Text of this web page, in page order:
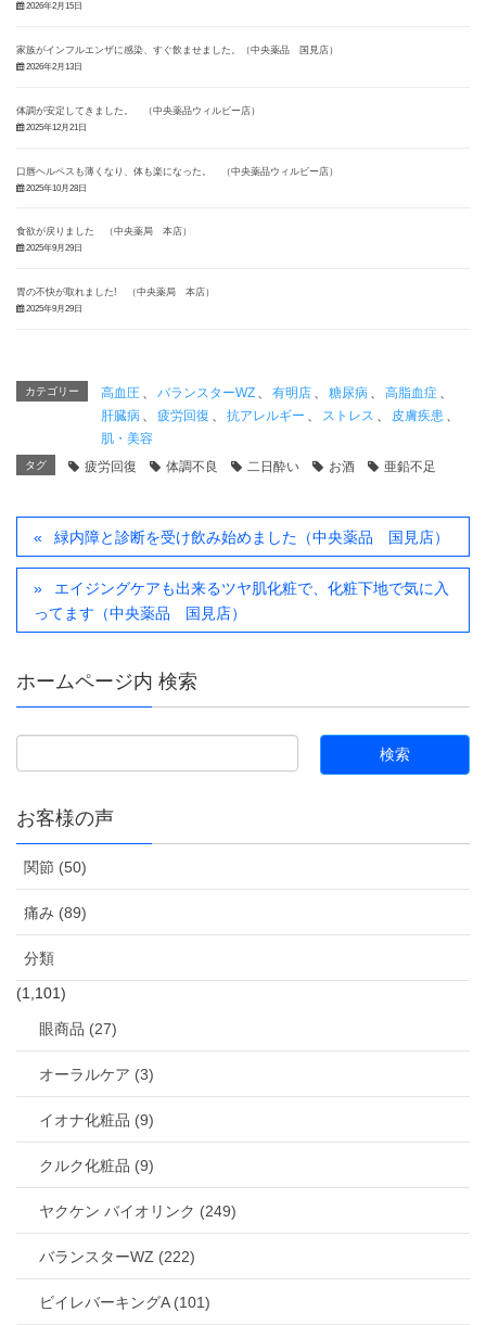
2026年2月15日
家族がインフルエンザに感染、すぐ飲ませました。（中央薬品 国見店）
2026年2月13日
体調が安定してきました。 （中央薬品ウィルビー店）
2025年12月21日
口唇ヘルペスも薄くなり、体も楽になった。 （中央薬品ウィルビー店）
2025年10月28日
食欲が戻りました （中央薬局 本店）
2025年9月29日
胃の不快が取れました! （中央薬局 本店）
2025年9月29日
カテゴリー 高血圧 、 バランスターWZ 、 有明店 、 糖尿病 、 高脂血症 、
肝臓病 、 疲労回復 、 抗アレルギー 、 ストレス 、 皮膚疾患 、
肌・美容
タグ 疲労回復 体調不良 二日酔い お酒 亜鉛不足
緑内障と診断を受け飲み始めました（中央薬品 国見店）
エイジングケアも出来るツヤ肌化粧で、化粧下地で気に入
ってます（中央薬品 国見店）
ホームページ内 検索
お客様の声
関節 (50)
痛み (89)
分類
(1,101)
眼商品 (27)
オーラルケア (3)
イオナ化粧品 (9)
クルク化粧品 (9)
ヤクケン バイオリンク (249)
バランスターWZ (222)
ビイレバーキングA (101)